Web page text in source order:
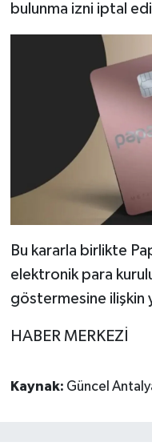
bulunma izni iptal
Bu kararla birlikte
elektronik para
göstermesine ilişkin
HABER MERKEZİ
Kaynak: Güncel